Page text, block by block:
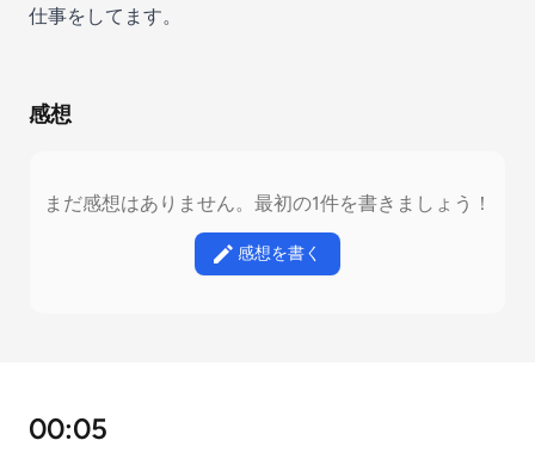
仕事をしてます。
感想
まだ感想はありません。最初の1件を書きましょう！
感想を書く
00:05